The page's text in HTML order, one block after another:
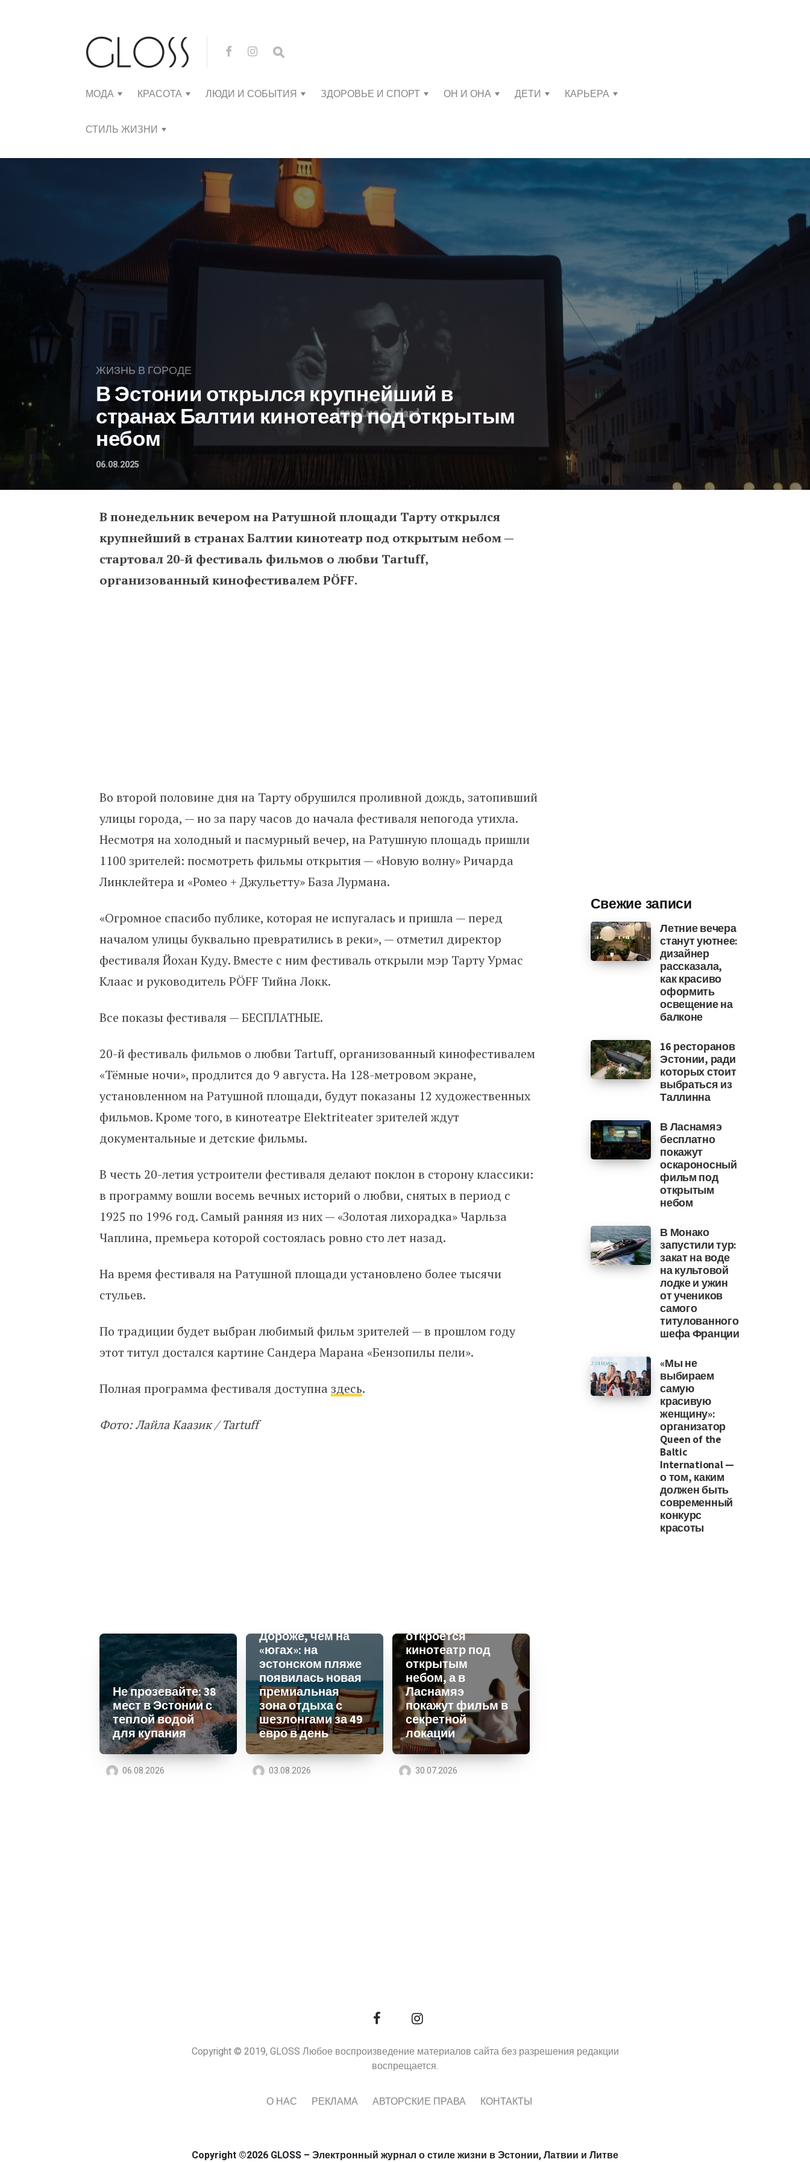
МОДА КРАСОТА ЛЮДИ И СОБЫТИЯ ЗДОРОВЬЕ И СПОРТ ОН И ОНА ДЕТИ КАРЬЕРА
СТИЛЬ ЖИЗНИ
ЖИЗНЬ В ГОРОДЕ
В Эстонии открылся крупнейший в
странах Балтии кинотеатр под открытым
небом
06.08.2025
В Эстонии открылся крупнейший в странах Балтии кинотеатр под открытым небом
В понедельник вечером на Ратушной площади Тарту открылся
крупнейший в странах Балтии кинотеатр под открытым небом —
стартовал 20-й фестиваль фильмов о любви Tartuff,
организованный кинофестивалем PÖFF.
Во второй половине дня на Тарту обрушился проливной дождь, затопивший
улицы города, — но за пару часов до начала фестиваля непогода утихла.
Несмотря на холодный и пасмурный вечер, на Ратушную площадь пришли
1100 зрителей: посмотреть фильмы открытия — «Новую волну» Ричарда
Линклейтера и «Ромео + Джульетту» База Лурмана.
«Огромное спасибо публике, которая не испугалась и пришла — перед
началом улицы буквально превратились в реки», — отметил директор
фестиваля Йохан Куду. Вместе с ним фестиваль открыли мэр Тарту Урмас
Клаас и руководитель PÖFF Тийна Локк.
Все показы фестиваля — БЕСПЛАТНЫЕ.
20-й фестиваль фильмов о любви Tartuff, организованный кинофестивалем
«Тёмные ночи», продлится до 9 августа. На 128-метровом экране,
установленном на Ратушной площади, будут показаны 12 художественных
фильмов. Кроме того, в кинотеатре Elektriteater зрителей ждут
документальные и детские фильмы.
В честь 20-летия устроители фестиваля делают поклон в сторону классики:
в программу вошли восемь вечных историй о любви, снятых в период с
1925 по 1996 год. Самый ранняя из них — «Золотая лихорадка» Чарльза
Чаплина, премьера которой состоялась ровно сто лет назад.
На время фестиваля на Ратушной площади установлено более тысячи
стульев.
По традиции будет выбран любимый фильм зрителей — в прошлом году
этот титул достался картине Сандера Марана «Бензопилы пели».
Полная программа фестиваля доступна здесь.
Фото: Лайла Каазик / Tartuff
Не прозевайте: 38
мест в Эстонии с
теплой водой
для купания
06.08.2026
Дороже, чем на
«югах»: на
эстонском пляже
появилась новая
премиальная
зона отдыха с
шезлонгами за 49
евро в день
03.08.2026
откроется
кинотеатр под
открытым
небом, а в
Ласнамяэ
покажут фильм в
секретной
локации
30.07.2026
Свежие записи
Летние вечера
станут уютнее:
дизайнер
рассказала,
как красиво
оформить
освещение на
балконе
16 ресторанов
Эстонии, ради
которых стоит
выбраться из
Таллинна
В Ласнамяэ
бесплатно
покажут
оскароносный
фильм под
открытым
небом
В Монако
запустили тур:
закат на воде
на культовой
лодке и ужин
от учеников
самого
титулованного
шефа Франции
«Мы не
выбираем
самую
красивую
женщину»:
организатор
Queen of the
Baltic
International —
о том, каким
должен быть
современный
конкурс
красоты
Copyright © 2019, GLOSS Любое воспроизведение материалов сайта без разрешения редакции
воспрещается.
О НАС РЕКЛАМА АВТОРСКИЕ ПРАВА КОНТАКТЫ
Copyright ©2026 GLOSS – Электронный журнал о стиле жизни в Эстонии, Латвии и Литве